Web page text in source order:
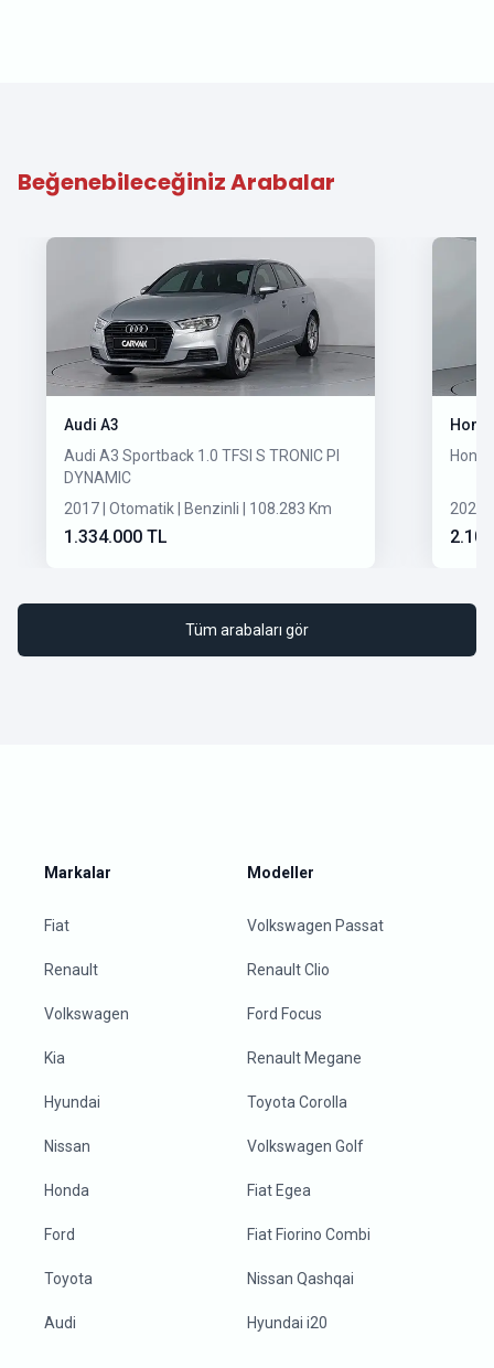
Beğenebileceğiniz Arabalar
Audi A3
Audi A3 Sportback 1.0 TFSI S TRONIC PI
DYNAMIC
2017 | Otomatik | Benzinli | 108.283 Km
1.334.000 TL
2020
Tüm arabaları gör
Markalar
Fiat
Renault
Volkswagen
Kia
Hyundai
Nissan
Honda
Ford
Toyota
Audi
Modeller
Volkswagen Passat
Renault Clio
Ford Focus
Renault Megane
Toyota Corolla
Volkswagen Golf
Fiat Egea
Fiat Fiorino Combi
Nissan Qashqai
Hyundai i20